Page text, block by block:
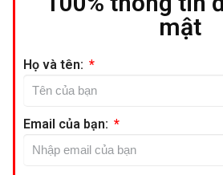
mật
Họ và tên:
Email của bạn: